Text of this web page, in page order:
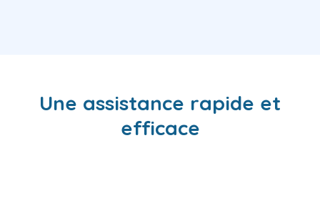
Une assistance rapide et
efficace